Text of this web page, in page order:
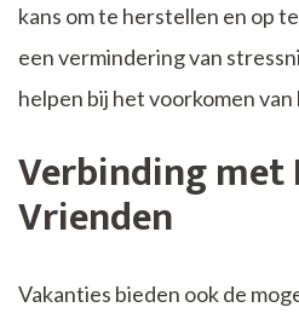
kans om te herstellen en op
een vermindering van
helpen bij het voorkomen
Verbinding met
Vrienden
Vakanties bieden ook de